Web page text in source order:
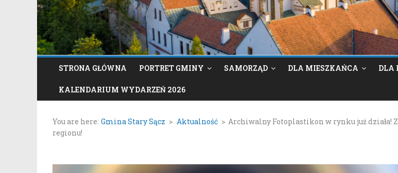
Sącz
STRONA GŁÓWNA PORTRET GMINY SAMORZĄD DLA MIESZKAŃCA DLA
KALENDARIUM WYDARZEŃ 2026
You are here: Gmina Stary Sącz > Aktualność > Archiwalny Fotoplastikon w rynku już działa!
regionu!